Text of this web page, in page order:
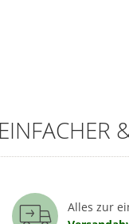
EINFACHER
Alles zur